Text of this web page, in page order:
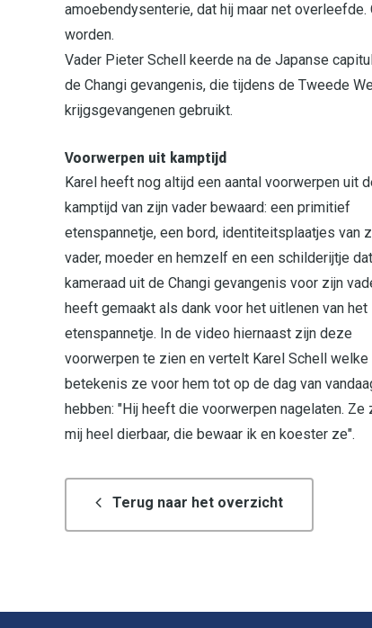
amoebendysenterie, dat hij maar net
worden.
Vader Pieter Schell keerde na de Japanse
de Changi gevangenis, die tijdens de Tweede
krijgsgevangenen gebruikt.
Voorwerpen uit kamptijd
Karel heeft nog altijd een aantal voorwerpen uit
kamptijd van zijn vader bewaard: een primitief
etenspannetje, een bord, identiteitsplaatjes van
vader, moeder en hemzelf en een schilderijtje
kameraad uit de Changi gevangenis voor zijn
heeft gemaakt als dank voor het uitlenen van het
etenspannetje. In de video hiernaast zijn deze
voorwerpen te zien en vertelt Karel Schell welke
betekenis ze voor hem tot op de dag van
hebben: "Hij heeft die voorwerpen nagelaten. Ze
mij heel dierbaar, die bewaar ik en koester ze".
Terug naar het overzicht